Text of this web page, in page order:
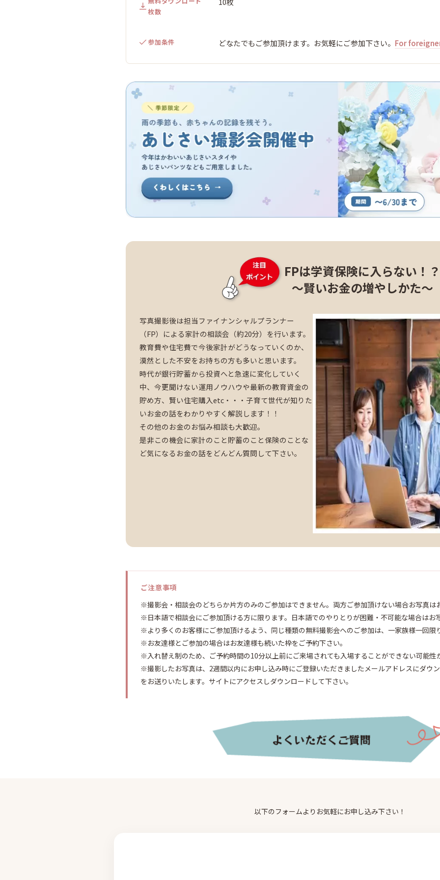
枚数
参加条件 どなたでもご参加頂けます。お気軽にご参加下さい。 For
FPは学資保険に入らない！
～賢いお金の増やしかた～
写真撮影後は担当ファイナンシャルプランナー
（FP）による家計の相談会（約20分）を行います。
教育費や住宅費で今後家計がどうなっていくのか、
漠然とした不安をお持ちの方も多いと思います。
時代が銀行貯蓄から投資へと急速に変化していく
中、今更聞けない運用ノウハウや最新の教育資金の
貯め方、賢い住宅購入etc・・・子育て世代が知りた
いお金の話をわかりやすく解説します！！
その他のお金のお悩み相談も大歓迎。
是非この機会に家計のこと貯蓄のこと保険のことな
ど気になるお金の話をどんどん質問して下さい。
ご注意事項
※撮影会・相談会のどちらか片方のみのご参加はできません。両方ご参加頂けない場合お写真は
※日本語で相談会にご参加頂ける方に限ります。日本語でのやりとりが困難・不可能な場合はお
※より多くのお客様にご参加頂けるよう、同じ種類の無料撮影会へのご参加は、一家族様一回限
※お友達様とご参加の場合はお友達様も続いた枠をご予約下さい。
※入れ替え制のため、ご予約時間の10分以上前にご来場されても入場することができない可能性
※撮影したお写真は、2週間以内にお申し込み時にご登録いただきましたメールアドレスにダウ
をお送りいたします。サイトにアクセスしダウンロードして下さい。
以下のフォームよりお気軽にお申し込み下さい！